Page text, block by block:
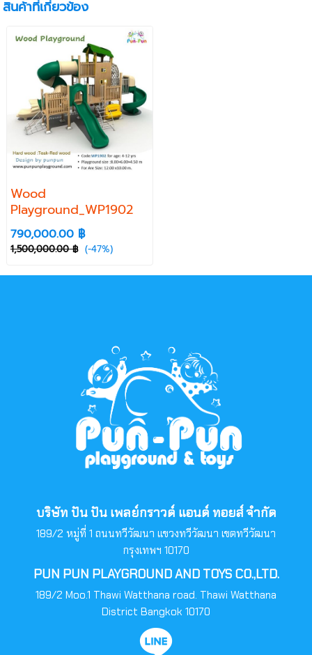
สินค้าที่เกี่ยวข้อง
Wood
Playground_WP1902
790,000.00 ฿
1,500,000.00 ฿ (-47%)
บริษัท ปัน ปัน เพลย์กราวด์ แอนด์ ทอยส์ จำกัด
189/2 หมู่ที่ 1 ถนนทวีวัฒนา แขวงทวีวัฒนา เขตทวีวัฒนา
กรุงเทพฯ 10170
PUN PUN PLAYGROUND AND TOYS CO.,LTD.
189/2 Moo.1 Thawi Watthana road. Thawi Watthana
District Bangkok 10170